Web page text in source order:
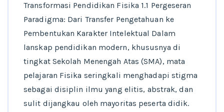
Transformasi Pendidikan Fisika 1.1 Pergeseran
Paradigma: Dari Transfer Pengetahuan ke
Pembentukan Karakter Intelektual Dalam
lanskap pendidikan modern, khususnya di
tingkat Sekolah Menengah Atas (SMA), mata
pelajaran Fisika seringkali menghadapi stigma
sebagai disiplin ilmu yang elitis, abstrak, dan
sulit dijangkau oleh mayoritas peserta didik.